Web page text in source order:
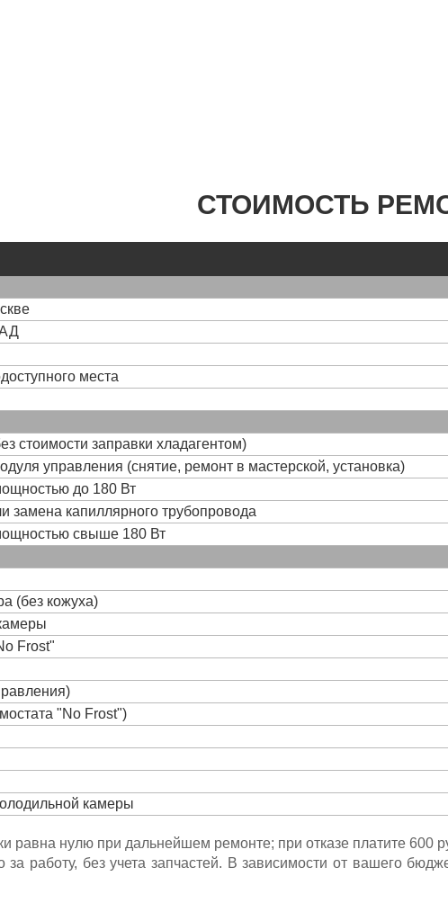
СТОИМОСТЬ
места
стоимости заправки хладагентом)
управления (снятие, ремонт в мастерской, установка)
до 180 Вт
замена капиллярного трубопровода
свыше 180 Вт
(без кожуха)
Frost"
"No Frost")
камеры
равна нулю при дальнейшем ремонте; при отказе платите 600
за работу, без учета запчастей. В зависимости от вашего